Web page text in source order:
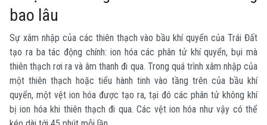
bao lâu
Sự xâm nhập của các thiên thạch vào bầu khí quyển của Trái Đất
tạo ra ba tác động chính: ion hóa các phân tử khí quyển, bụi mà
thiên thạch rơi ra và âm thanh đi qua. Trong quá trình xâm nhập của
một thiên thạch hoặc tiểu hành tinh vào tầng trên của bầu khí
quyển, một vệt ion hóa được tạo ra, tại đó các phân tử không khí
bị ion hóa khi thiên thạch đi qua. Các vệt ion hóa như vậy có thể